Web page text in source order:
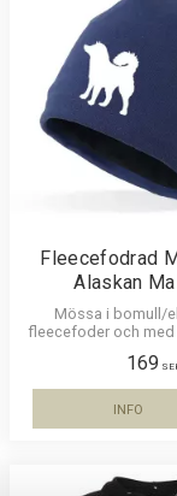
favoriter
Fleecefodrad
Alaskan
Mössa i bomull/
fleecefoder och
finns i flera
169
INFO